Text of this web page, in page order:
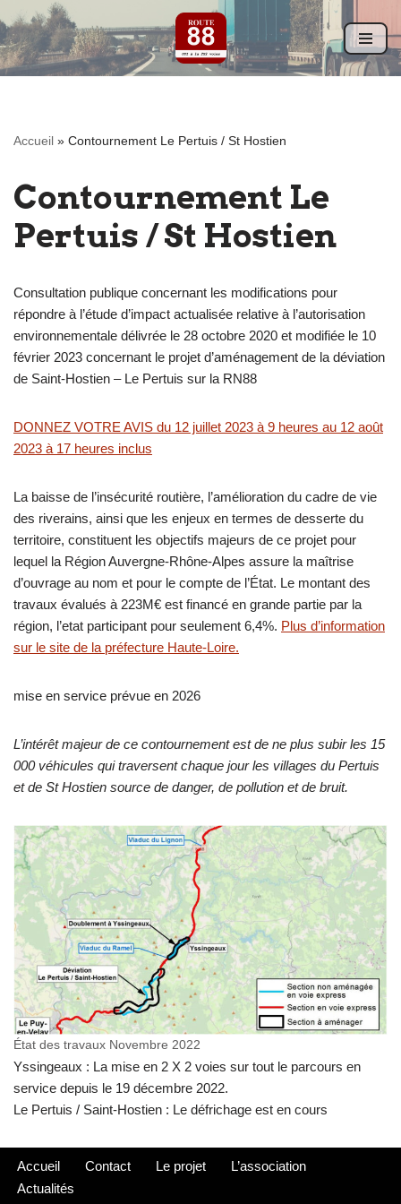
Aller
au
Accueil » Contournement Le Pertuis / St Hostien
Contournement Le
Pertuis / St Hostien
Consultation publique concernant les modifications pour
répondre à l’étude d’impact actualisée relative à l’autorisation
environnementale délivrée le 28 octobre 2020 et modifiée le 10
février 2023 concernant le projet d’aménagement de la déviation
de Saint-Hostien – Le Pertuis sur la RN88
DONNEZ VOTRE AVIS du 12 juillet 2023 à 9 heures au 12 août
2023 à 17 heures inclus
La baisse de l’insécurité routière, l’amélioration du cadre de vie
des riverains, ainsi que les enjeux en termes de desserte du
territoire, constituent les objectifs majeurs de ce projet pour
lequel la Région Auvergne-Rhône-Alpes assure la maîtrise
d’ouvrage au nom et pour le compte de l’État. Le montant des
travaux évalués à 223M€ est financé en grande partie par la
région, l’etat participant pour seulement 6,4%. Plus d’information
sur le site de la préfecture Haute-Loire.
mise en service prévue en 2026
L’intérêt majeur de ce contournement est de ne plus subir les 15
000 véhicules qui traversent chaque jour les villages du Pertuis
et de St Hostien source de danger, de pollution et de bruit.
État des travaux Novembre 2022
Yssingeaux : La mise en 2 X 2 voies sur tout le parcours en
service depuis le 19 décembre 2022.
Le Pertuis / Saint-Hostien : Le défrichage est en cours
Accueil Contact Le projet
L’association
Actualités